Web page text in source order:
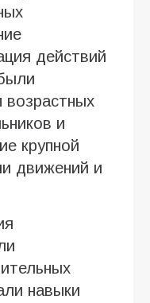
действий
возрастных
и
крупной
движений и
навыки